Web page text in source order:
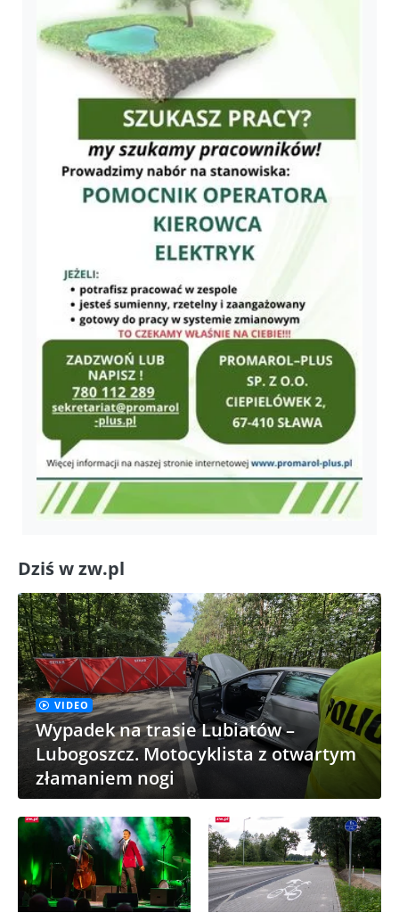
Dziś w zw.pl
VIDEO
Wypadek na trasie Lubiatów –
Lubogoszcz. Motocyklista z otwartym
złamaniem nogi